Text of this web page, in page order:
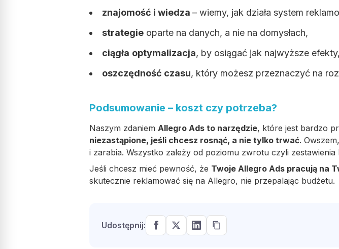
znajomość i wiedza – wiemy, jak działa system
strategie oparte na danych, a nie na domysłach,
ciągła optymalizacja, by osiągać jak najwyższe efekty,
oszczędność czasu, który możesz przeznaczyć na
Podsumowanie – koszt czy potrzeba?
Naszym zdaniem Allegro Ads to narzędzie, które jest bardzo
niezastąpione, jeśli chcesz rosnąć, a nie tylko trwać.
i zarabia. Wszystko zależy od poziomu zwrotu czyli
Jeśli chcesz mieć pewność, że Twoje Allegro Ads pracują na
skutecznie reklamować się na Allegro, nie przepalając budżetu.
Udostępnij: